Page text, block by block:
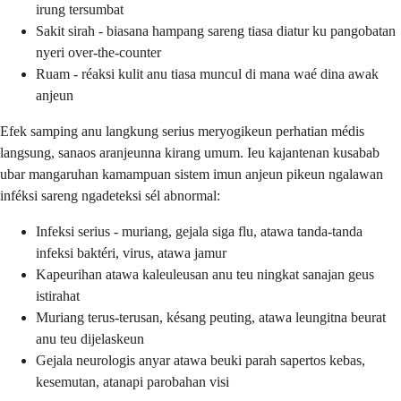
irung tersumbat
Sakit sirah - biasana hampang sareng tiasa diatur ku pangobatan
nyeri over-the-counter
Ruam - réaksi kulit anu tiasa muncul di mana waé dina awak
anjeun
Efek samping anu langkung serius meryogikeun perhatian médis
langsung, sanaos aranjeunna kirang umum. Ieu kajantenan kusabab
ubar mangaruhan kamampuan sistem imun anjeun pikeun ngalawan
inféksi sareng ngadeteksi sél abnormal:
Infeksi serius - muriang, gejala siga flu, atawa tanda-tanda
infeksi baktéri, virus, atawa jamur
Kapeurihan atawa kaleuleusan anu teu ningkat sanajan geus
istirahat
Muriang terus-terusan, késang peuting, atawa leungitna beurat
anu teu dijelaskeun
Gejala neurologis anyar atawa beuki parah sapertos kebas,
kesemutan, atanapi parobahan visi